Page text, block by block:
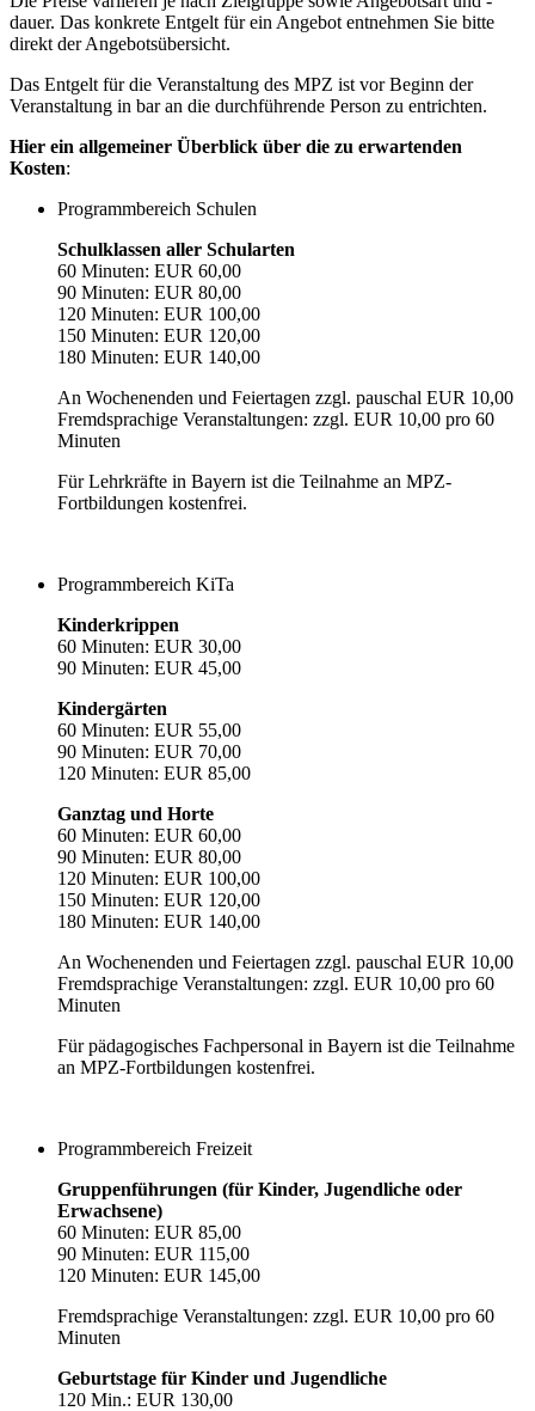
dauer. Das konkrete Entgelt für ein Angebot entnehmen Sie bitte
direkt der Angebotsübersicht.
Das Entgelt für die Veranstaltung des MPZ ist vor Beginn der
Veranstaltung in bar an die durchführende Person zu entrichten.
Hier ein allgemeiner Überblick über die zu erwartenden
Kosten:
Programmbereich Schulen
Schulklassen aller Schularten
60 Minuten: EUR 60,00
90 Minuten: EUR 80,00
120 Minuten: EUR 100,00
150 Minuten: EUR 120,00
180 Minuten: EUR 140,00
An Wochenenden und Feiertagen zzgl. pauschal EUR 10,00
Fremdsprachige Veranstaltungen: zzgl. EUR 10,00 pro 60
Minuten
Für Lehrkräfte in Bayern ist die Teilnahme an MPZ-
Fortbildungen kostenfrei.
Programmbereich KiTa
Kinderkrippen
60 Minuten: EUR 30,00
90 Minuten: EUR 45,00
Kindergärten
60 Minuten: EUR 55,00
90 Minuten: EUR 70,00
120 Minuten: EUR 85,00
Ganztag und Horte
60 Minuten: EUR 60,00
90 Minuten: EUR 80,00
120 Minuten: EUR 100,00
150 Minuten: EUR 120,00
180 Minuten: EUR 140,00
An Wochenenden und Feiertagen zzgl. pauschal EUR 10,00
Fremdsprachige Veranstaltungen: zzgl. EUR 10,00 pro 60
Minuten
Für pädagogisches Fachpersonal in Bayern ist die Teilnahme
an MPZ-Fortbildungen kostenfrei.
Programmbereich Freizeit
Gruppenführungen (für Kinder, Jugendliche oder
Erwachsene)
60 Minuten: EUR 85,00
90 Minuten: EUR 115,00
120 Minuten: EUR 145,00
Fremdsprachige Veranstaltungen: zzgl. EUR 10,00 pro 60
Minuten
Geburtstage für Kinder und Jugendliche
120 Min.: EUR 130,00